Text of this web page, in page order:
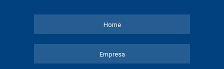
Home
Empresa